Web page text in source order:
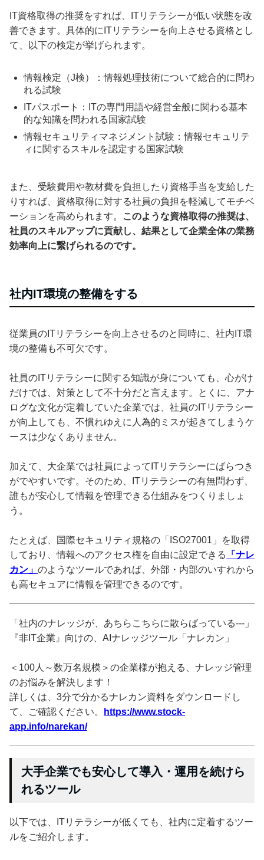
IT資格取得の推奨をすれば、ITリテラシーが低い状態を改
善できます。具体的にITリテラシーを向上させる資格とし
て、以下の検定が挙げられます。
情報検定（J検）：情報処理技術について総合的に問わ
れる試験
ITパスポート：ITの専門用語や経営全般に関わる基本
的な知識を問われる国家試験
情報セキュリティマネジメント試験：情報セキュリテ
ィに関するスキルを認定する国家試験
また、受験費用や教材費を負担したり資格手当を支給した
りすれば、資格取得に対する社員の負担を軽減してモチベ
ーションを高められます。
このような資格取得の推奨は、
社員のスキルアップに貢献し、結果として企業全体の業務
効率向上に繋げられるのです。
社内IT環境の整備をする
従業員のITリテラシーを向上させるのと同時に、社内IT環
境の整備も不可欠です。
社員のITリテラシーに関する知識が身についても、心がけ
だけでは、対策として不十分だと言えます。とくに、アナ
ログな文化が定着していた企業では、社員のITリテラシー
が向上しても、不慣れゆえに人為的ミスが起きてしまうケ
ースは少なくありません。
加えて、大企業では社員によってITリテラシーにばらつき
がでやすいです。そのため、ITリテラシーの有無問わず、
誰もが安心して情報を管理できる仕組みをつくりましょ
う。
たとえば、国際セキュリティ規格の「ISO27001」を取得
しており、情報へのアクセス権を自由に設定できる
「ナレ
カン」 のようなツールであれば、外部・内部のいすれから
も高セキュアに情報を管理できるのです。
「社内のナレッジが、あちらこちらに散らばっている---」
『非IT企業』向けの、AIナレッジツール「ナレカン」
＜100人～数万名規模＞の企業様が抱える、ナレッジ管理
のお悩みを解決します！
詳しくは、3分で分かるナレカン資料をダウンロードし
て、ご確認ください。
https://www.stock-
app.info/narekan/
大手企業でも安心して導入・運用を続けら
れるツール
以下では、ITリテラシーが低くても、社内に定着するツー
ルをご紹介します。